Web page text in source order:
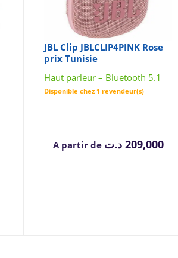
JBL Clip JBLCLIP4PINK Rose
prix Tunisie
Haut parleur – Bluetooth 5.1
Disponible chez 1 revendeur(s)
A partir de 209,000 د.ت